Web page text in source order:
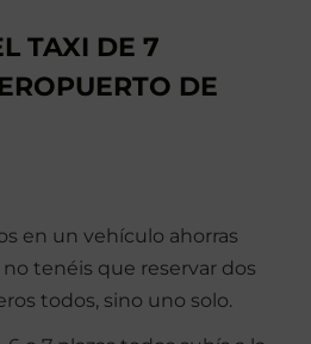
TAXI DE 7
DE
en un vehículo ahorras
tenéis que reservar dos
todos, sino uno solo.